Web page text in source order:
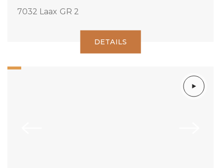
7032 Laax GR 2
DETAILS